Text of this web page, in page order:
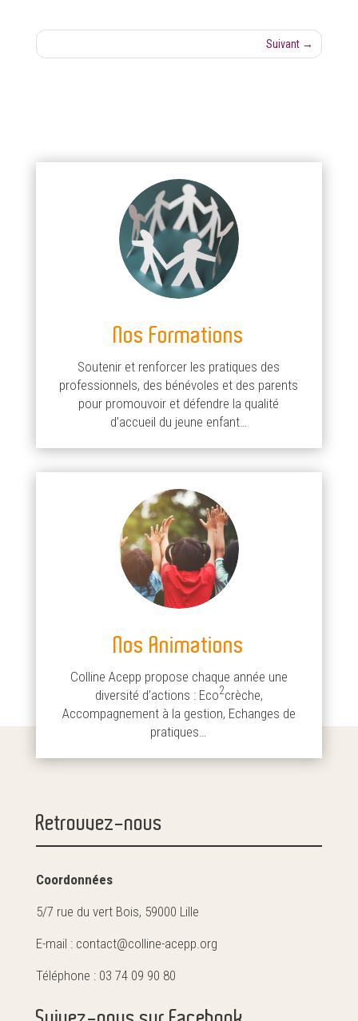
Suivant →
Nos Formations
Soutenir et renforcer les pratiques des
professionnels, des bénévoles et des parents
pour promouvoir et défendre la qualité
d’accueil du jeune enfant…
Nos Animations
Colline Acepp propose chaque année une
diversité d’actions : Eco2crèche,
Accompagnement à la gestion, Echanges de
pratiques…
Retrouvez-nous
Coordonnées
5/7 rue du vert Bois, 59000 Lille
E-mail : contact@colline-acepp.org
Téléphone : 03 74 09 90 80